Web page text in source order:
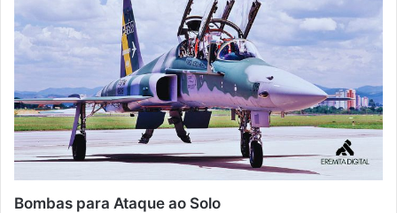
Bombas para Ataque ao Solo